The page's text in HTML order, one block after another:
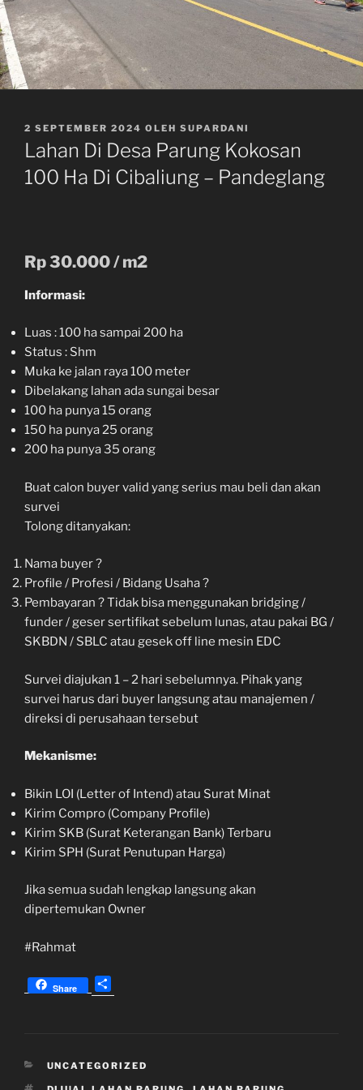
DIPOSKAN
PADA
2 SEPTEMBER 2024 OLEH SUPARDANI
Lahan Di Desa Parung Kokosan
100 Ha Di Cibaliung – Pandeglang
Rp 30.000 / m2
Informasi:
Luas : 100 ha sampai 200 ha
Status : Shm
Muka ke jalan raya 100 meter
Dibelakang lahan ada sungai besar
100 ha punya 15 orang
150 ha punya 25 orang
200 ha punya 35 orang
Buat calon buyer valid yang serius mau beli dan akan
survei
Tolong ditanyakan:
Nama buyer ?
Profile / Profesi / Bidang Usaha ?
Pembayaran ? Tidak bisa menggunakan bridging /
funder / geser sertifikat sebelum lunas, atau pakai BG /
SKBDN / SBLC atau gesek off line mesin EDC
Survei diajukan 1 – 2 hari sebelumnya. Pihak yang
survei harus dari buyer langsung atau manajemen /
direksi di perusahaan tersebut
Mekanisme:
Bikin LOI (Letter of Intend) atau Surat Minat
Kirim Compro (Company Profile)
Kirim SKB (Surat Keterangan Bank) Terbaru
Kirim SPH (Surat Penutupan Harga)
Jika semua sudah lengkap langsung akan
dipertemukan Owner
#Rahmat
Share
h
KATEGORI
UNCATEGORIZED